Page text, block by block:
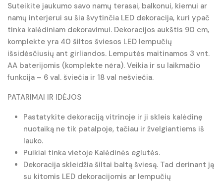
Suteikite jaukumo savo namų terasai, balkonui, kiemui ar
namų interjerui su šia švytinčia LED dekoracija, kuri ypač
tinka kalėdiniam dekoravimui. Dekoracijos aukštis 90 cm,
komplekte yra 40 šiltos šviesos LED lempučių
išsidėsčiusių ant girliandos. Lemputės maitinamos 3 vnt.
AA baterijomis (komplekte nėra). Veikia ir su laikmačio
funkcija – 6 val. šviečia ir 18 val nešviečia.
PATARIMAI IR IDĖJOS
Pastatykite dekoraciją vitrinoje ir ji skleis kalėdinę
nuotaiką ne tik patalpoje, tačiau ir žvelgiantiems iš
lauko.
Puikiai tinka vietoje Kalėdinės eglutės.
Dekoracija skleidžia šiltai baltą šviesą. Tad derinant ją
su kitomis LED dekoracijomis ar lempučių